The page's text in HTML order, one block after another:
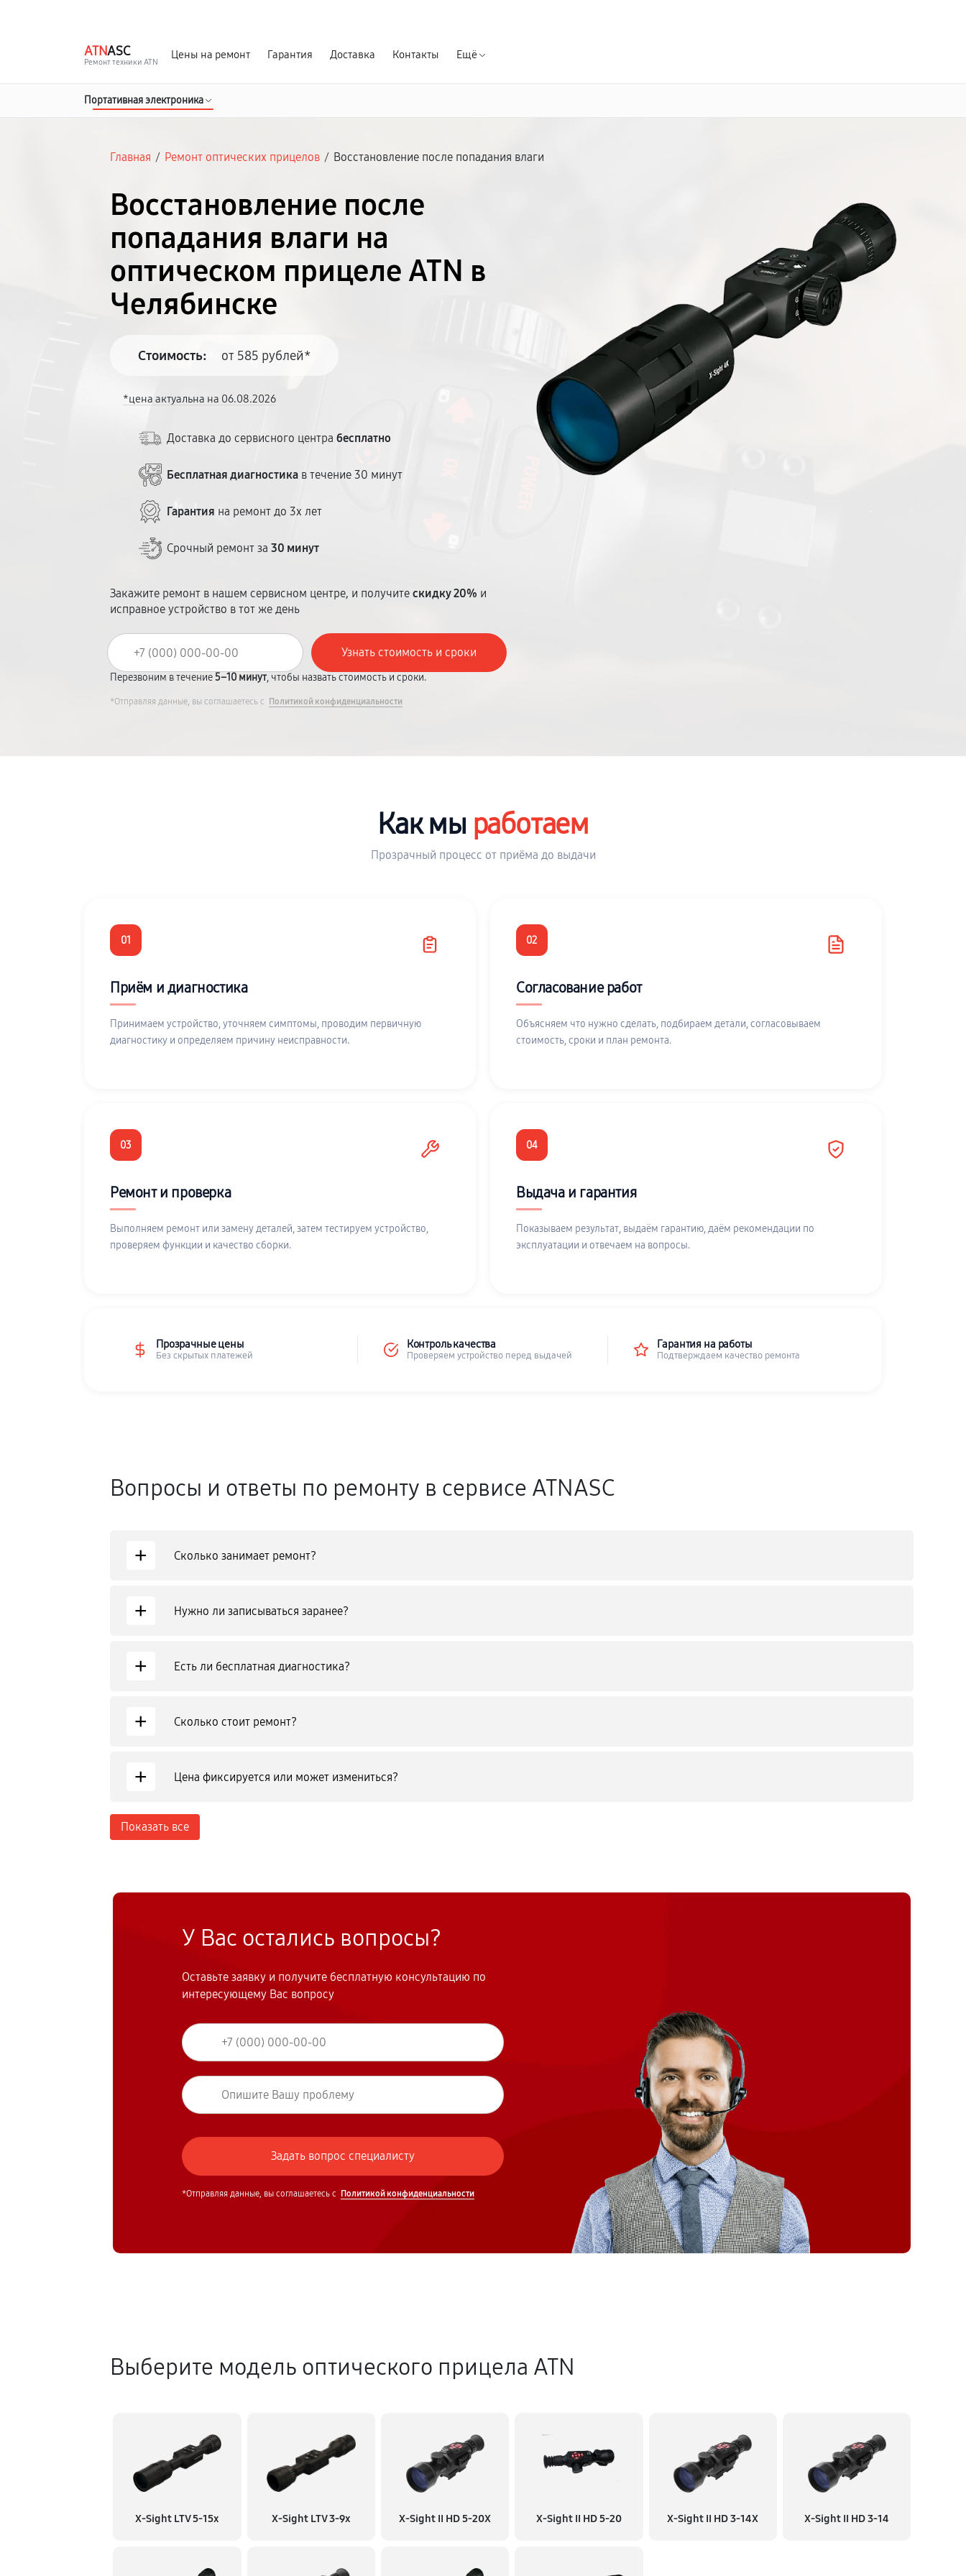
ATNASC
Ремонт техники ATN
Цены на ремонт Гарантия Доставка Контакты Ещё
Портативная электроника
Главная / Ремонт оптических прицелов / Восстановление после попадания влаги
Восстановление после
попадания влаги на
оптическом прицеле ATN в
Челябинске
Стоимость: от 585 рублей*
*цена актуальна на 06.08.2026
Доставка до сервисного центрабесплатно
Бесплатная диагностика в течение 30 минут
Гарантия на ремонт до 3х лет
Срочный ремонт за30 минут
Закажите ремонт в нашем сервисном центре, и получитескидку 20% и
исправное устройство в тот же день
Перезвоним в течение 5–10 минут, чтобы назвать стоимость и сроки.
*Отправляя данные, вы соглашаетесь с Политикой конфиденциальности
Как мы работаем
Прозрачный процесс от приёма до выдачи
01
Приём и диагностика
Принимаем устройство, уточняем симптомы, проводим первичную
диагностику и определяем причину неисправности.
02
Согласование работ
Объясняем что нужно сделать, подбираем детали, согласовываем
стоимость, сроки и план ремонта.
03
Ремонт и проверка
Выполняем ремонт или замену деталей, затем тестируем устройство,
проверяем функции и качество сборки.
04
Выдача и гарантия
Показываем результат, выдаём гарантию, даём рекомендации по
эксплуатации и отвечаем на вопросы.
Прозрачные цены
Без скрытых платежей
Контроль качества
Проверяем устройство перед выдачей
Гарантия на работы
Подтверждаем качество ремонта
Вопросы и ответы по ремонту в сервисе ATNASC
+ Сколько занимает ремонт?
+ Нужно ли записываться заранее?
+ Есть ли бесплатная диагностика?
+ Сколько стоит ремонт?
+ Цена фиксируется или может измениться?
Показать все
У Вас остались вопросы?
Оставьте заявку и получите бесплатную консультацию по
интересующему Вас вопросу
*Отправляя данные, вы соглашаетесь с Политикой конфиденциальности
Выберите модель оптического прицела ATN
X-Sight LTV 5-15x X-Sight LTV 3-9x X-Sight II HD 5-20X X-Sight II HD 5-20 X-Sight II HD 3-14X X-Sight II HD 3-14